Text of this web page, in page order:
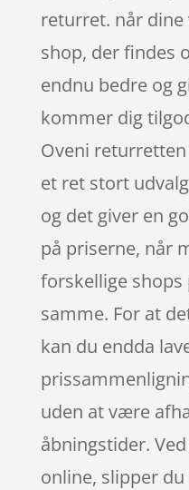
returret. når dine
shop, der findes
endnu bedre og
kommer dig
Oveni
et ret stort
og det giver en
på priserne, når
forskellige
samme. For at
kan du endda
uden at være
åbningstider.
online, slipper